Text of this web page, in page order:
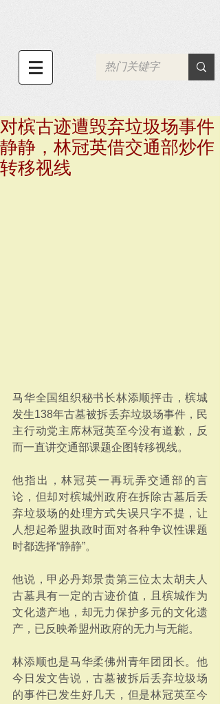
对槟古迹遭毁弃垃圾场事件
静静，林冠英借交通部炒作
转移视线
马华全国组织秘书长林添顺抨击，槟城
发生138年古墓被拆丢弃垃圾场事件，民
主行动党主席林冠英至今没有道歉，反
而一直讲交通部课题企图转移视线。
他指出，林冠英一再玩弄交通部的言
论，但却对槟城州政府在拆除古墓后丢
弃垃圾场的处理方式失误只字不提，让
人想起希盟执政时面对各种争议性课题
时都选择“静静”。
他说，甲必丹郑景贵第三位太太胡夫人
古墓具有一定的古迹价值，且槟城作为
文化遗产地，却无力保护多元的文化遗
产，已反映希盟州政府的无力与无能。
林添顺也是马华柔佛州青年团团长。他
今日发文告说，古墓被拆后丢弃垃圾场
的事件已发生好几天，但是林冠英至今